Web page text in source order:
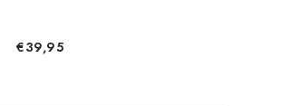
€39,95